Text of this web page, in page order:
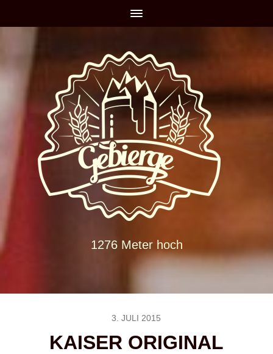
1276 Meter hoch
3. JULI 2015
KAISER ORIGINAL